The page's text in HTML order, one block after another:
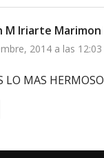
M Iriarte Marimon
2014 a las 12:03
LO MAS HERMOSO